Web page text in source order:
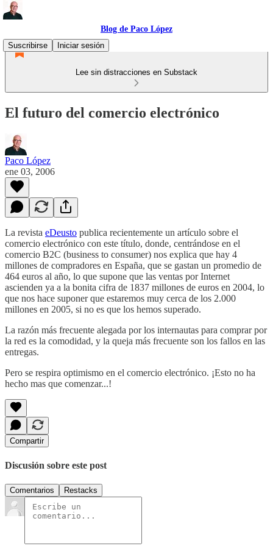
Blog de Paco López
Suscribirse
Iniciar sesión
Lee sin distracciones en Substack
El futuro del comercio electrónico
Paco López
ene 03, 2006
La revista eDeusto publica recientemente un artículo sobre el
comercio electrónico con este título, donde, centrándose en el
comercio B2C (business to consumer) nos explica que hay 4
millones de compradores en España, que se gastan un promedio de
464 euros al año, lo que supone que las ventas por Internet
ascienden ya a la bonita cifra de 1837 millones de euros en 2004, lo
que nos hace suponer que estaremos muy cerca de los 2.000
millones en 2005, si no es que los hemos superado.
La razón más frecuente alegada por los internautas para comprar por
la red es la comodidad, y la queja más frecuente son los fallos en las
entregas.
Pero se respira optimismo en el comercio electrónico. ¡Esto no ha
hecho mas que comenzar...!
Compartir
Discusión sobre este post
Comentarios Restacks